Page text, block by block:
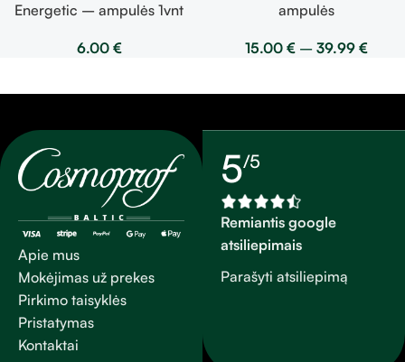
Energetic – ampulės 1vnt
6.00 €
ampulės
15.00 € – 39.99 €
Apie mus
Mokėjimas už prekes
Pirkimo taisyklės
Pristatymas
Kontaktai
5/5
Remiantis google
atsiliepimais
Parašyti atsiliepimą